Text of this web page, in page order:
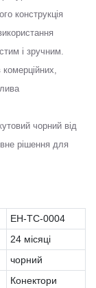
конструкція
і зручним.
чорний від
рішення для
EH-TC-0004
24 місяці
чорний
Конектори